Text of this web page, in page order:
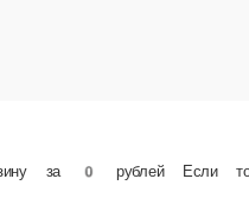
Не должен содержать пробелы